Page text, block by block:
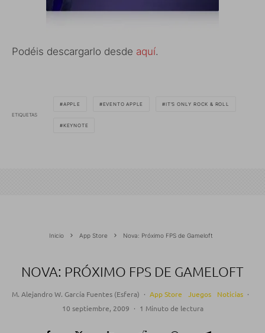
Podéis descargarlo desde aquí.
ETIQUETAS
APPLE EVENTO APPLE IT’S ONLY ROCK & ROLL
KEYNOTE
Inicio App Store Nova: Próximo FPS de Gameloft
NOVA: PRÓXIMO FPS DE GAMELOFT
M. Alejandro W. García Fuentes (Esfera) · App Store Juegos Noticias ·
10 septiembre, 2009 · 1 Minuto de lectura